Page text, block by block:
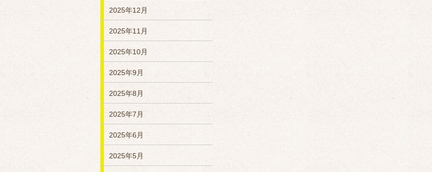
2025年12月
2025年11月
2025年10月
2025年9月
2025年8月
2025年7月
2025年6月
2025年5月